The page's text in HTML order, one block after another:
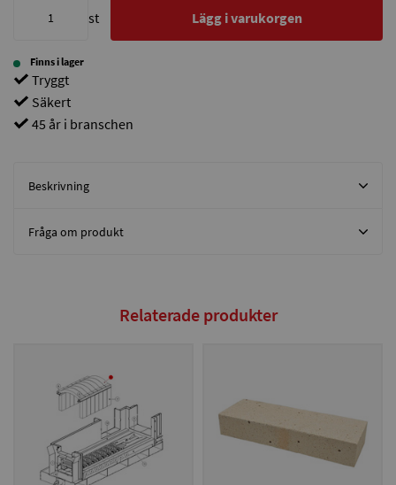
st Lägg i varukorgen
Finns i lager
Tryggt
Säkert
45 år i branschen
Beskrivning
Fråga om produkt
Relaterade produkter